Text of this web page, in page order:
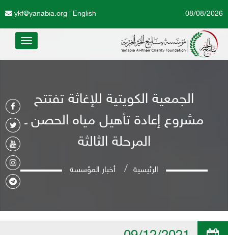
English
ykf@yanabia.org 08/08/2026
Toggle
الجمعية الكويتية للإغاثة تفتتح
مشروع إعادة تأهيل مياه الحصن ـ
المرحلة الثالثة
الرئيسية أخبار المؤسسة